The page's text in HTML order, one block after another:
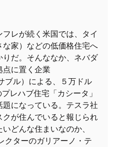
レが続く米国では、タイ
な家）などの低価格住宅へ
だ。そんななか、ネバダ
点に置く企業
ブル）による、５万ドル
レハブ住宅「カシータ」
題になっている。テスラ社
が住んでいると報じられ
どんな住まいなのか、
クターのガリアーノ・テ